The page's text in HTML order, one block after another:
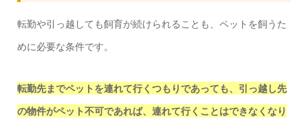
転勤や引っ越しても飼育が続けられることも、ペットを飼うた
めに必要な条件です。
転勤先までペットを連れて行くつもりであっても、引っ越し先
の物件がペット不可であれば、連れて行くことはできなくなり